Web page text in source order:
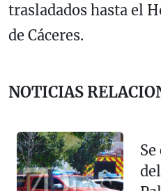
trasladados hasta el
de Cáceres.
NOTICIAS